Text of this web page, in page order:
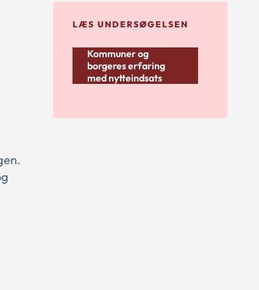
LÆS UNDERSØGELSEN
Kommuner og
borgeres erfaring
med nytteindsats